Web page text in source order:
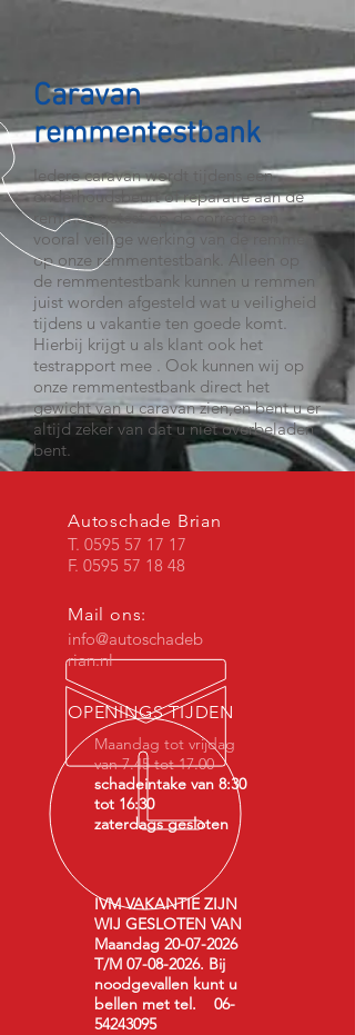
Caravan
remmentestbank
Iedere caravan wordt tijdens een
onderhoudsbeurt of reparatie aan de
remmen getest op de correcte en
vooral veilige werking van de remmen
op onze remmentestbank. Alleen op
de remmentestbank kunnen u remmen
juist worden afgesteld wat u veiligheid
tijdens u vakantie ten goede komt.
Hierbij krijgt u als klant ook het
testrapport mee . Ook kunnen wij op
onze remmentestbank direct het
gewicht van u caravan zien,en bent u er
altijd zeker van dat u niet overbeladen
bent.
Autoschade Brian
T. 0595 57 17 17
F. 0595 57 18 48
Mail ons:
info@autoschadeb
rian.nl
OPENINGS TIJDEN
Maandag tot vrijdag
van 7.45 tot 17.00
schadeintake van 8:30
tot 16:30
zaterdags gesloten
IVM VAKANTIE ZIJN
WIJ GESLOTEN VAN
Maandag 20-07-2026
T/M 07-08-2026. Bij
noodgevallen kunt u
bellen met tel. 06-
54243095